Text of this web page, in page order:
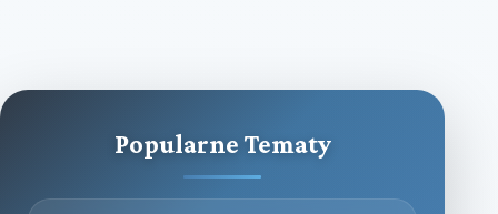
Popularne Tematy